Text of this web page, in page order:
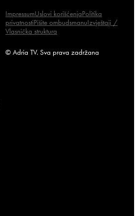
ImpressumUslovi korišćenjaPolitika
privatnostiPišite ombudsmanuIzvještaji /
Vlasnička struktura
© Adria TV. Sva prava zadržana